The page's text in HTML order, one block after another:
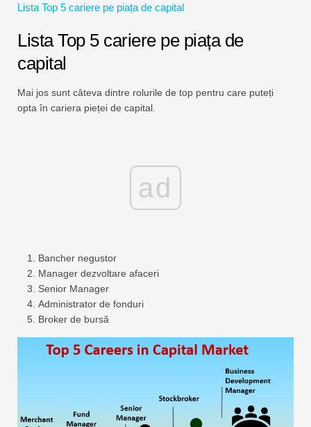
Lista Top 5 cariere pe piața de capital
Lista Top 5 cariere pe piața de
capital
Mai jos sunt câteva dintre rolurile de top pentru care puteți
opta în cariera pieței de capital.
ad
Bancher negustor
Manager dezvoltare afaceri
Senior Manager
Administrator de fonduri
Broker de bursă